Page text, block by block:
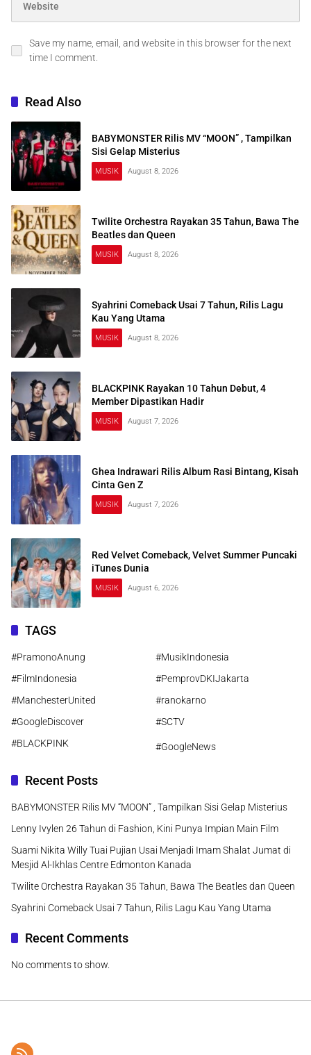
Save my name, email, and website in this browser for the next
time I comment.
Read Also
BABYMONSTER Rilis MV “MOON” , Tampilkan
Sisi Gelap Misterius
MUSIK August 8, 2026
Twilite Orchestra Rayakan 35 Tahun, Bawa The
Beatles dan Queen
MUSIK August 8, 2026
Syahrini Comeback Usai 7 Tahun, Rilis Lagu
Kau Yang Utama
MUSIK August 8, 2026
BLACKPINK Rayakan 10 Tahun Debut, 4
Member Dipastikan Hadir
MUSIK August 7, 2026
Ghea Indrawari Rilis Album Rasi Bintang, Kisah
Cinta Gen Z
MUSIK August 7, 2026
Red Velvet Comeback, Velvet Summer Puncaki
iTunes Dunia
MUSIK August 6, 2026
TAGS
#PramonoAnung
#MusikIndonesia
#FilmIndonesia
#PemprovDKIJakarta
#ManchesterUnited
#ranokarno
#GoogleDiscover
#SCTV
#BLACKPINK
#GoogleNews
Recent Posts
BABYMONSTER Rilis MV “MOON” , Tampilkan Sisi Gelap Misterius
Lenny Ivylen 26 Tahun di Fashion, Kini Punya Impian Main Film
Suami Nikita Willy Tuai Pujian Usai Menjadi Imam Shalat Jumat di
Mesjid Al-Ikhlas Centre Edmonton Kanada
Twilite Orchestra Rayakan 35 Tahun, Bawa The Beatles dan Queen
Syahrini Comeback Usai 7 Tahun, Rilis Lagu Kau Yang Utama
Recent Comments
No comments to show.